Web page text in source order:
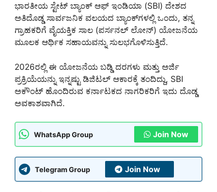
ಭಾರತೀಯ ಸ್ಟೇಟ್ ಬ್ಯಾಂಕ್ ಆಫ್ ಇಂಡಿಯಾ (SBI) ದೇಶದ
ಅತಿದೊಡ್ಡ ಸಾರ್ವಜನಿಕ ವಲಯದ ಬ್ಯಾಂಕ್‌ಗಳಲ್ಲಿ ಒಂದು, ತನ್ನ
ಗ್ರಾಹಕರಿಗೆ ವೈಯಕ್ತಿಕ ಸಾಲ (ಪರ್ಸನಲ್ ಲೋನ್) ಯೋಜನೆಯ
ಮೂಲಕ ಆರ್ಥಿಕ ಸಹಾಯವನ್ನು ಸುಲಭಗೊಳಿಸುತ್ತಿದೆ.
2026ರಲ್ಲಿ ಈ ಯೋಜನೆಯ ಬಡ್ಡಿ ದರಗಳು ಮತ್ತು ಅರ್ಜಿ
ಪ್ರಕ್ರಿಯೆಯನ್ನು ಇನ್ನಷ್ಟು ಡಿಜಿಟಲ್ ಆಕಾರಕ್ಕೆ ತಂದಿದ್ದು, SBI
ಅಕೌಂಟ್ ಹೊಂದಿರುವ ಕರ್ನಾಟಕದ ನಾಗರಿಕರಿಗೆ ಇದು ದೊಡ್ಡ
ಅವಕಾಶವಾಗಿದೆ.
WhatsApp Group Join Now
Telegram Group Join Now